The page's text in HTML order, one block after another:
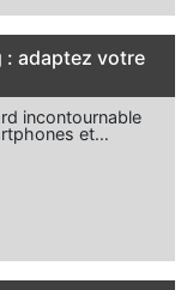
: adaptez votre
incontournable
et…